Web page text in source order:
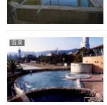
温泉